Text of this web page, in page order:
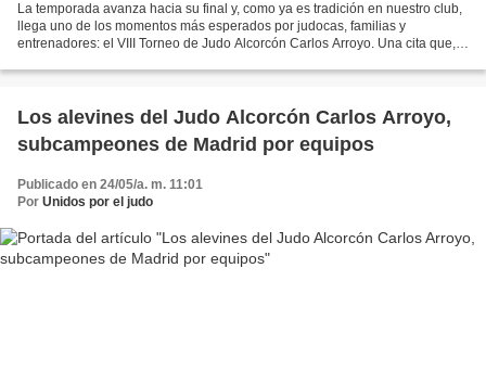
La temporada avanza hacia su final y, como ya es tradición en nuestro club,
llega uno de los momentos más esperados por judocas, familias y
entrenadores: el VIII Torneo de Judo Alcorcón Carlos Arroyo. Una cita que,
Los alevines del Judo Alcorcón Carlos Arroyo,
subcampeones de Madrid por equipos
Publicado en 24/05/a. m. 11:01
Por Unidos por el judo